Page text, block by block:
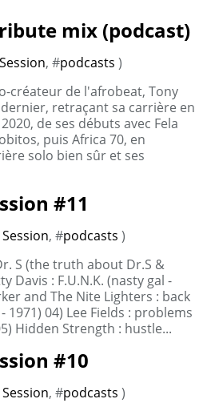
mix (podcast)
, #podcasts )
créateur de l'afrobeat, Tony
retraçant sa carrière en
de ses débuts avec Fela
puis Africa 70, en
solo bien sûr et ses
#11
, #podcasts )
S (the truth about Dr.S &
Davis : F.U.N.K. (nasty gal -
and The Nite Lighters : back
1971) 04) Lee Fields : problems
Hidden Strength : hustle...
#10
, #podcasts )